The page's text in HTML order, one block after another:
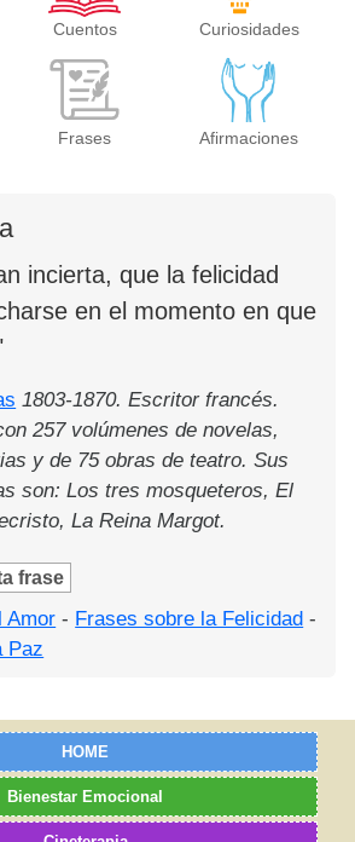
Cuentos Curiosidades
Frases Afirmaciones
incierta, que la felicidad
en el momento en que
1803-1870. Escritor francés.
257 volúmenes de novelas,
y de 75 obras de teatro. Sus
son: Los tres mosqueteros, El
La Reina Margot.
frase
Amor - Frases sobre la Felicidad -
Paz
HOME
Bienestar Emocional